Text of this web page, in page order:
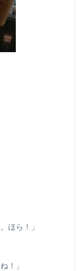
ほら！」
！」